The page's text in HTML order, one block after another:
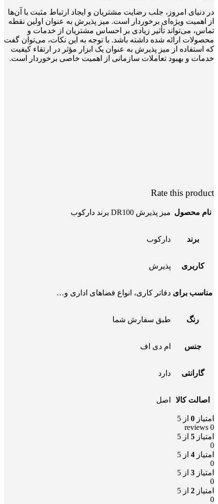
در دنیای امروز، جلب رضایت مشتریان و ایجاد ارتباط مثبت با آن‌ها
از اهمیت ویژه‌ای برخوردار است. میز پذیرش به عنوان اولین نقطه
تماس، می‌تواند تأثیر زیادی بر احساس مشتریان از خدمات و
محصولات ارائه شده داشته باشد. با توجه به این نکات، می‌توان گفت
که استفاده از میز پذیرش به عنوان یک ابزار مؤثر در ارتقاء کیفیت
خدمات و بهبود تعاملات سازمانی از اهمیت خاصی برخوردار است.
Rate this product
نام محصول میز پذیرش DR100 برند دارکوب
برند دارکوب
کاربری پذیرش
مناسب برای دفاتر کاری، انواع فضاهای اداری و…
رنگ طبق سفارش شما
جنس ام دی اف
گارانتی دارد
اصالت کالا اصل
امتیاز 0 از 5
0 reviews
امتیاز 5 از 5
0
امتیاز 4 از 5
0
امتیاز 3 از 5
0
امتیاز 2 از 5
0